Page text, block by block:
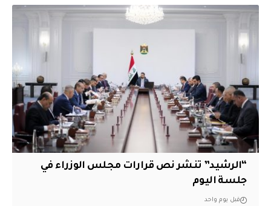
“الرشيد” تنشر نص قرارات مجلس الوزراء في
جلسة اليوم
قبل يوم واحد